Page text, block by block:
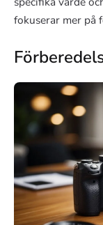
fokuserar mer på